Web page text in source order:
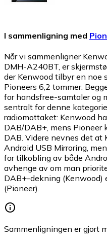
I sammenligning med
Når vi sammenligner
DMH-A240BT, er
der Kenwood tilbyr en noe
Pioneers 6,2 tommer.
for handsfree-samtaler og
sentralt for denne
radiomottaket: Kenwood
DAB/DAB+, mens Pioneer
DAB. Videre nevnes det
Android USB Mirroring,
for tilkobling av både
avhenge av om man
DAB+-dekning
(Pioneer).
Sammenligningen er gjort